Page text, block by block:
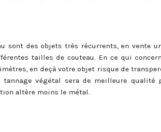
sont des objets très récurrents, en vente
tailles de couteau. En ce qui
en deçà votre objet risque de
tannage végétal sera de meilleure
altère moins le métal.